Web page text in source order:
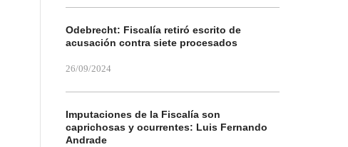
Odebrecht: Fiscalía retiró escrito de
acusación contra siete procesados
26/09/2024
Imputaciones de la Fiscalía son
caprichosas y ocurrentes: Luis Fernando
Andrade